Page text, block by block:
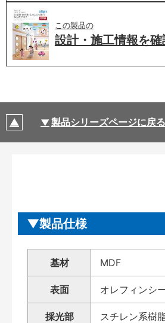
この製品の
設計・施工情報を確
製品シリーズページに戻る
製品仕様
基材 MDF
表面 オレフィンシ
採光部
スチレン系樹